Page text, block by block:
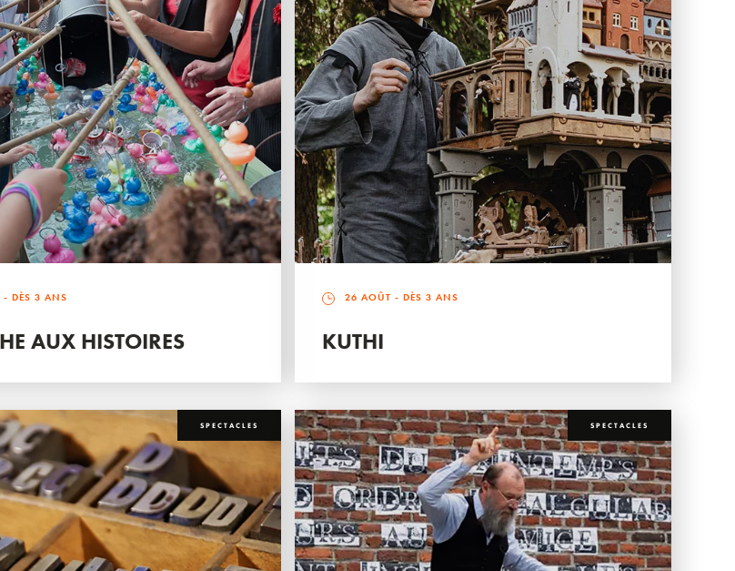
- DÈS 3 ANS
AUX HISTOIRES
26 AOÛT - DÈS 3 ANS
KUTHI
SPECTACLES SPECTACLES